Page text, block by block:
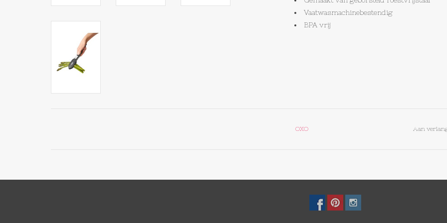
Vaatwasmachinebestendig
BPA vrij
OXO Aan